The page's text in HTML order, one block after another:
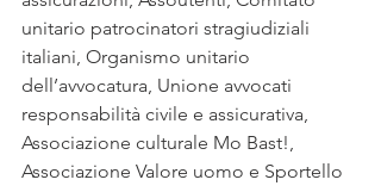
unitario patrocinatori stragiudiziali
italiani, Organismo unitario
dell’avvocatura, Unione avvocati
responsabilità civile e assicurativa,
Associazione culturale Mo Bast!,
Associazione Valore uomo e Sportello